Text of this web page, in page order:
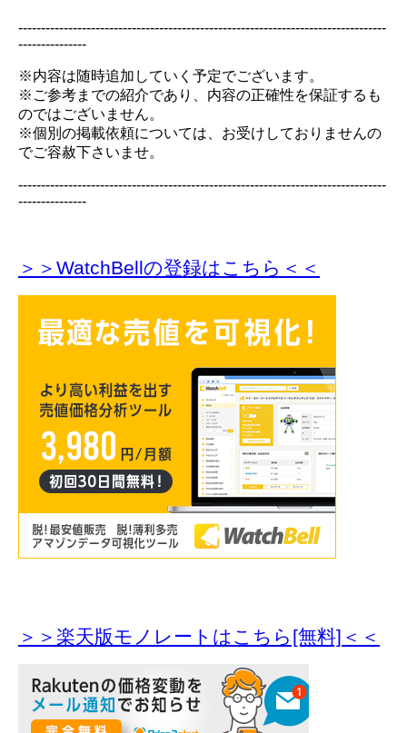
---------------------------------------------------------------------------------
---------------
※内容は随時追加していく予定でございます。
※ご参考までの紹介であり、内容の正確性を保証するも
のではございません。
※個別の掲載依頼については、お受けしておりませんの
でご容赦下さいませ。
---------------------------------------------------------------------------------
---------------
＞＞WatchBellの登録はこちら＜＜
＞＞楽天版モノレートはこちら[無料]＜＜